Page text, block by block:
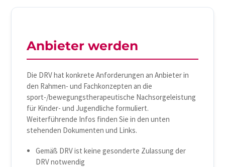
Anbieter werden
Die DRV hat konkrete Anforderungen an Anbieter in
den Rahmen- und Fachkonzepten an die
sport-/bewegungstherapeutische Nachsorgeleistung
für Kinder- und Jugendliche formuliert.
Weiterführende Infos finden Sie in den unten
stehenden Dokumenten und Links.
Gemäß DRV ist keine gesonderte Zulassung der
DRV notwendig